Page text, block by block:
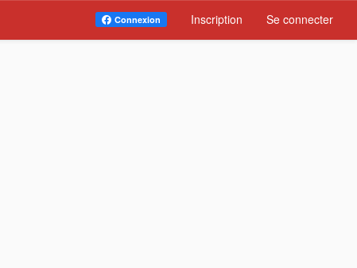
Connexion Inscription Se connecter